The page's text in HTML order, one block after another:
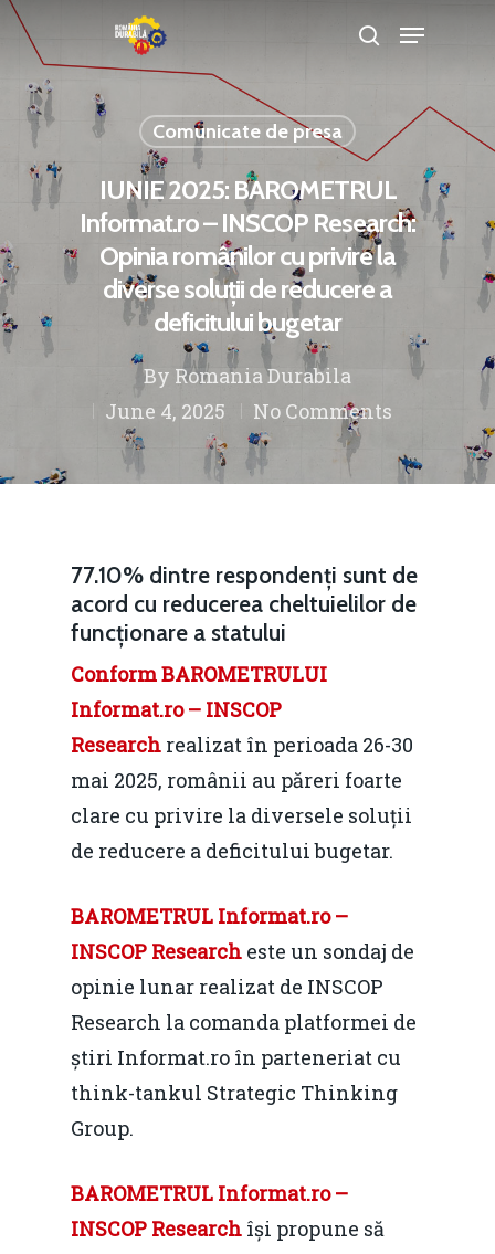
Hit enter to search or ESC to close
Comunicate de presa
IUNIE 2025: BAROMETRUL
Informat.ro – INSCOP Research:
Opinia românilor cu privire la
diverse soluții de reducere a
deficitului bugetar
By Romania Durabila
June 4, 2025
No Comments
77.10% dintre respondenți sunt de
acord cu reducerea cheltuielilor de
funcționare a statului
Conform BAROMETRULUI
Informat.ro – INSCOP
Research realizat în perioada 26-30
mai 2025, românii au păreri foarte
clare cu privire la diversele soluții
de reducere a deficitului bugetar.
BAROMETRUL Informat.ro –
INSCOP Research este un sondaj de
opinie lunar realizat de INSCOP
Research la comanda platformei de
știri Informat.ro în parteneriat cu
think-tankul Strategic Thinking
Group.
BAROMETRUL Informat.ro –
INSCOP Research își propune să